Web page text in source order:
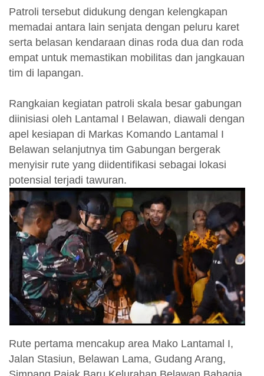
Patroli tersebut didukung dengan kelengkapan
memadai antara lain senjata dengan peluru karet
serta belasan kendaraan dinas roda dua dan roda
empat untuk memastikan mobilitas dan jangkauan
tim di lapangan.
Rangkaian kegiatan patroli skala besar gabungan
diinisiasi oleh Lantamal I Belawan, diawali dengan
apel kesiapan di Markas Komando Lantamal I
Belawan selanjutnya tim Gabungan bergerak
menyisir rute yang diidentifikasi sebagai lokasi
potensial terjadi tawuran.
Rute pertama mencakup area Mako Lantamal I,
Jalan Stasiun, Belawan Lama, Gudang Arang,